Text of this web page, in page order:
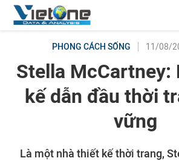
PHONG CÁCH SỐNG 11/08/
Stella McCartney:
kế dẫn đầu thời
vững
Là một nhà thiết kế thời trang,